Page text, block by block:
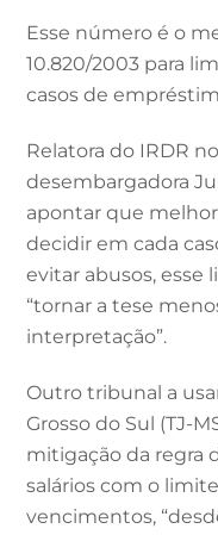
Esse número é o
10.820/2003 para
casos de
Relatora do IRDR
desembargadora
apontar que melhor
decidir em cada
evitar abusos, esse
“tornar a tese
interpretação”.
Outro tribunal a
Grosso do Sul (TJ-
mitigação da regra
salários com o
vencimentos,